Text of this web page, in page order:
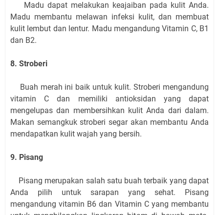
Madu dapat melakukan keajaiban pada kulit Anda.
Madu membantu melawan infeksi kulit, dan membuat
kulit lembut dan lentur. Madu mengandung Vitamin C, B1
dan B2.
8. Stroberi
Buah merah ini baik untuk kulit. Stroberi mengandung
vitamin C dan memiliki antioksidan yang dapat
mengelupas dan membersihkan kulit Anda dari dalam.
Makan semangkuk stroberi segar akan membantu Anda
mendapatkan kulit wajah yang bersih.
9. Pisang
Pisang merupakan salah satu buah terbaik yang dapat
Anda pilih untuk sarapan yang sehat. Pisang
mengandung vitamin B6 dan Vitamin C yang membantu